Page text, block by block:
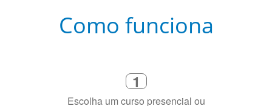
Como funciona
Escolha um curso presencial ou
online